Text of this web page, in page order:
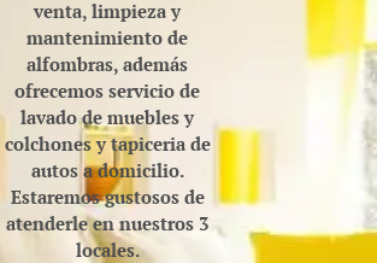
venta, limpieza y
mantenimiento de
alfombras, además
ofrecemos servicio de
lavado de muebles y
colchones y tapiceria de
autos a domicilio.
Estaremos gustosos de
atenderle en nuestros 3
locales.